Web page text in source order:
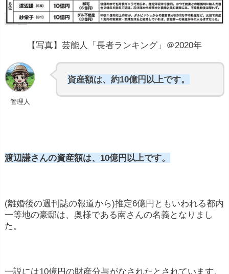
【写真】芸能人「長者ランキング」＠2020年
管理人
資産額は、約10億円以上です。
渡辺謙さんの資産額は、10億円以上です。
(離婚後の週刊誌の報道から)推定6億円ともいわれる都内
一等地の豪邸は、奥様である南さんの名義となりまし
た。
一説には10億円の財産分与がなされたとされています。